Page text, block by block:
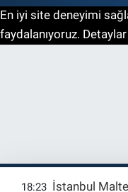
En iyi site deneyimi
faydalanıyoruz.
18:23 İstanbul